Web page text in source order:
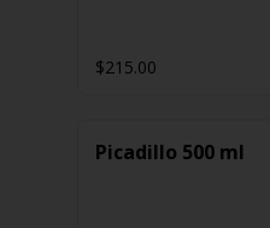
$215.00
Picadillo 500 ml